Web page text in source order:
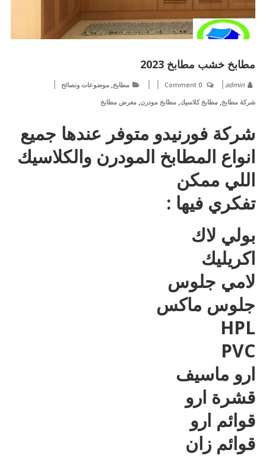
مطابخ خشب مطابخ 2023
admin
0 Comment مطابخ, موضوعات ونصائح
شركة مطابخ, مطابخ كلاسيك, مطابخ مودرن, معرض مطابخ
شركة فورنيدو متوفر عندها جميع
انواع المطابخ المودرن والكلاسيك
اللي ممكن
تفكري فيها :
بولي لاك
اكريليك
لامي جلوس
جلوس ماكس
HPL
PVC
ارو ماسيف
قشرة ارو
قوائم ارو
قوائم زان